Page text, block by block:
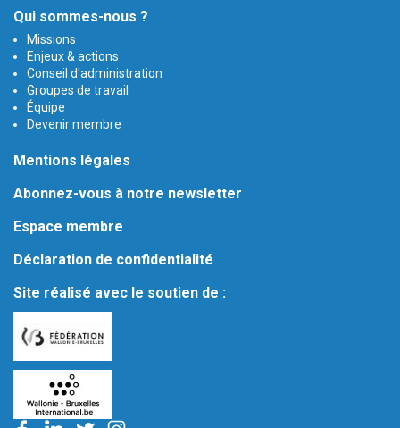
Qui sommes-nous ?
Missions
Enjeux & actions
Conseil d'administration
Groupes de travail
Équipe
Devenir membre
Mentions légales
Abonnez-vous à notre newsletter
Espace membre
Déclaration de confidentialité
Site réalisé avec le soutien de :